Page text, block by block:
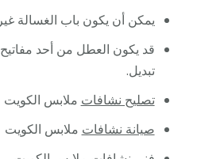
يمكن أن يكون باب الغسالة
قد يكون العطل من أحد مفاتيح
تبديل.
تصليح نشافات ملابس الكويت
صيانة نشافات ملابس الكويت